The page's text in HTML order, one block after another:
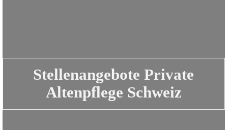
Stellenangebote Private
Altenpflege Schweiz